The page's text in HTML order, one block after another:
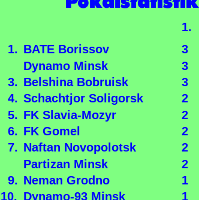
1.
  1.
BATE Borissov 3
Dynamo Minsk
3
  3.
Belshina Bobruisk 3
  4.
Schachtjor Soligorsk 2
  5.
FK Slavia-Mozyr 2
  6.
FK Gomel 2
  7.
Naftan Novopolotsk 2
Partizan Minsk
2
  9.
Neman Grodno 1
10. Dynamo-93 Minsk 1